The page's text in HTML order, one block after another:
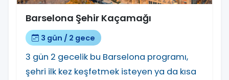
Barselona Şehir Kaçamağı
3 gün / 2 gece
3 gün 2 gecelik bu Barselona programı,
şehri ilk kez keşfetmek isteyen ya da kısa